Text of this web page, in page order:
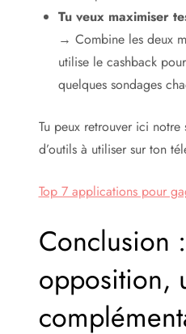
Tu veux maximiser
→ Combine les deux
utilise le cashback
quelques sondages
Tu peux retrouver ici
d’outils à utiliser sur ton
Top 7 applications pour
Conclusion
opposition,